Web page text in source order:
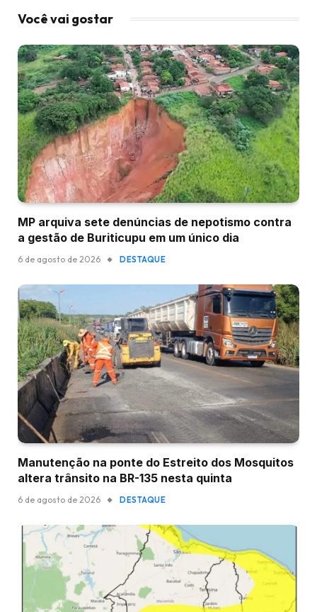
Você vai gostar
MP arquiva sete denúncias de nepotismo contra
a gestão de Buriticupu em um único dia
6 de agosto de 2026 DESTAQUE
Manutenção na ponte do Estreito dos Mosquitos
altera trânsito na BR-135 nesta quinta
6 de agosto de 2026 DESTAQUE